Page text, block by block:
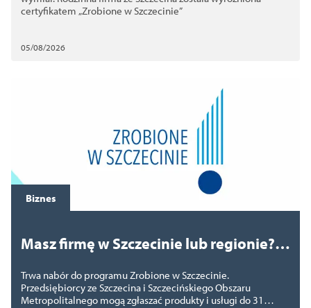
certyfikatem „Zrobione w Szczecinie”
05/08/2026
Biznes
Masz firmę w Szczecinie lub regionie?
Szczecinie
Trwa nabór do programu Zrobione w Szczecinie.
Przedsiębiorcy ze Szczecina i Szczecińskiego Obszaru
Metropolitalnego mogą zgłaszać produkty i usługi do 31